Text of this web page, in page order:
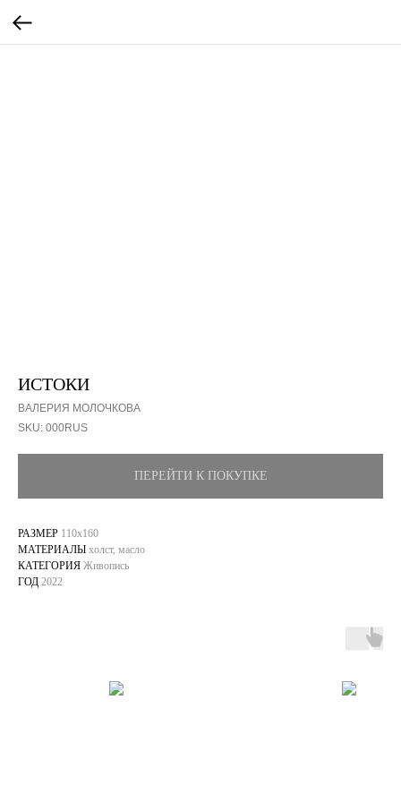
ИСТОКИ
ВАЛЕРИЯ МОЛОЧКОВА
SKU: 000RUS
ПЕРЕЙТИ К ПОКУПКЕ
РАЗМЕР 110x160
МАТЕРИАЛЫ холст, масло
КАТЕГОРИЯ Живопись
ГОД 2022